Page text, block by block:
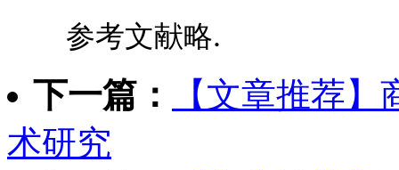
参考文献略.
下一篇：
【文章推荐
术研究